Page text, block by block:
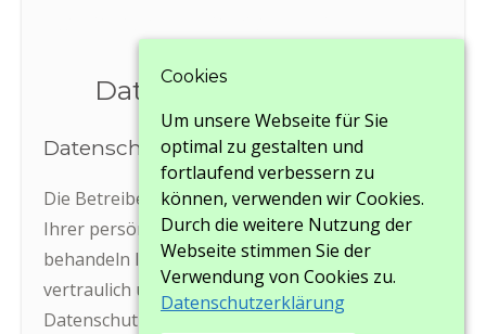
Datenschutzerklärung
Datenschutz
Die Betreiber dieser Seiten nehmen den Schutz
Ihrer persönlichen Daten sehr ernst. Wir
behandeln Ihre personenbezogenen Daten
vertraulich und entsprechend der gesetzlichen
Datenschutzvorschriften sowie dieser
Cookies
Um unsere Webseite für Sie
optimal zu gestalten und
fortlaufend verbessern zu
können, verwenden wir Cookies.
Durch die weitere Nutzung der
Webseite stimmen Sie der
Verwendung von Cookies zu.
Datenschutzerklärung